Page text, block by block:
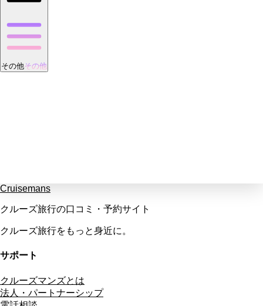
その他その他
Cruisemans
クルーズ旅行の口コミ・予約サイト
クルーズ旅行をもっと身近に。
サポート
クルーズマンズとは
法人・パートナーシップ